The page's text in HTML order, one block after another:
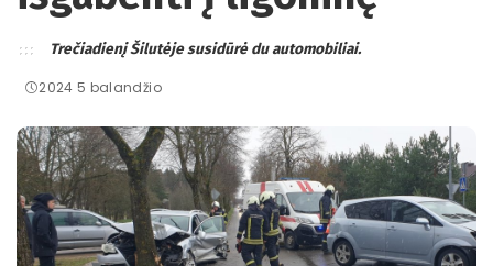
Trečiadienį Šilutėje susidūrė du automobiliai.
2024 5 balandžio